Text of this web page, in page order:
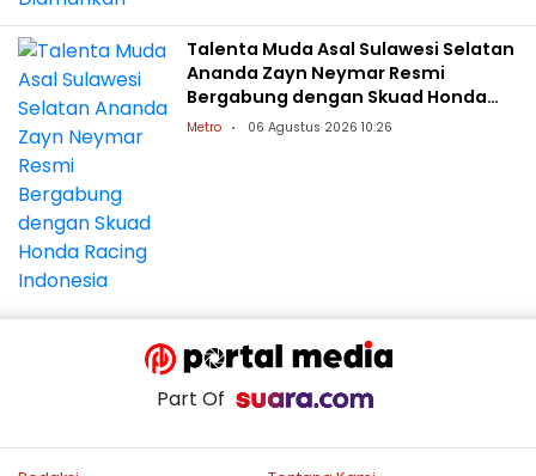
Talenta Muda Asal Sulawesi Selatan
Ananda Zayn Neymar Resmi
Bergabung dengan Skuad Honda
Racing Indonesia
Metro 06 Agustus 2026 10:26
Part Of